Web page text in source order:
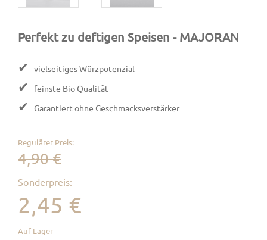
Perfekt zu deftigen Speisen - MAJORAN
✔ vielseitiges Würzpotenzial
✔ feinste Bio Qualität
✔ Garantiert ohne Geschmacksverstärker
Regulärer Preis:
4,90 €
Sonderpreis:
2,45 €
Auf Lager